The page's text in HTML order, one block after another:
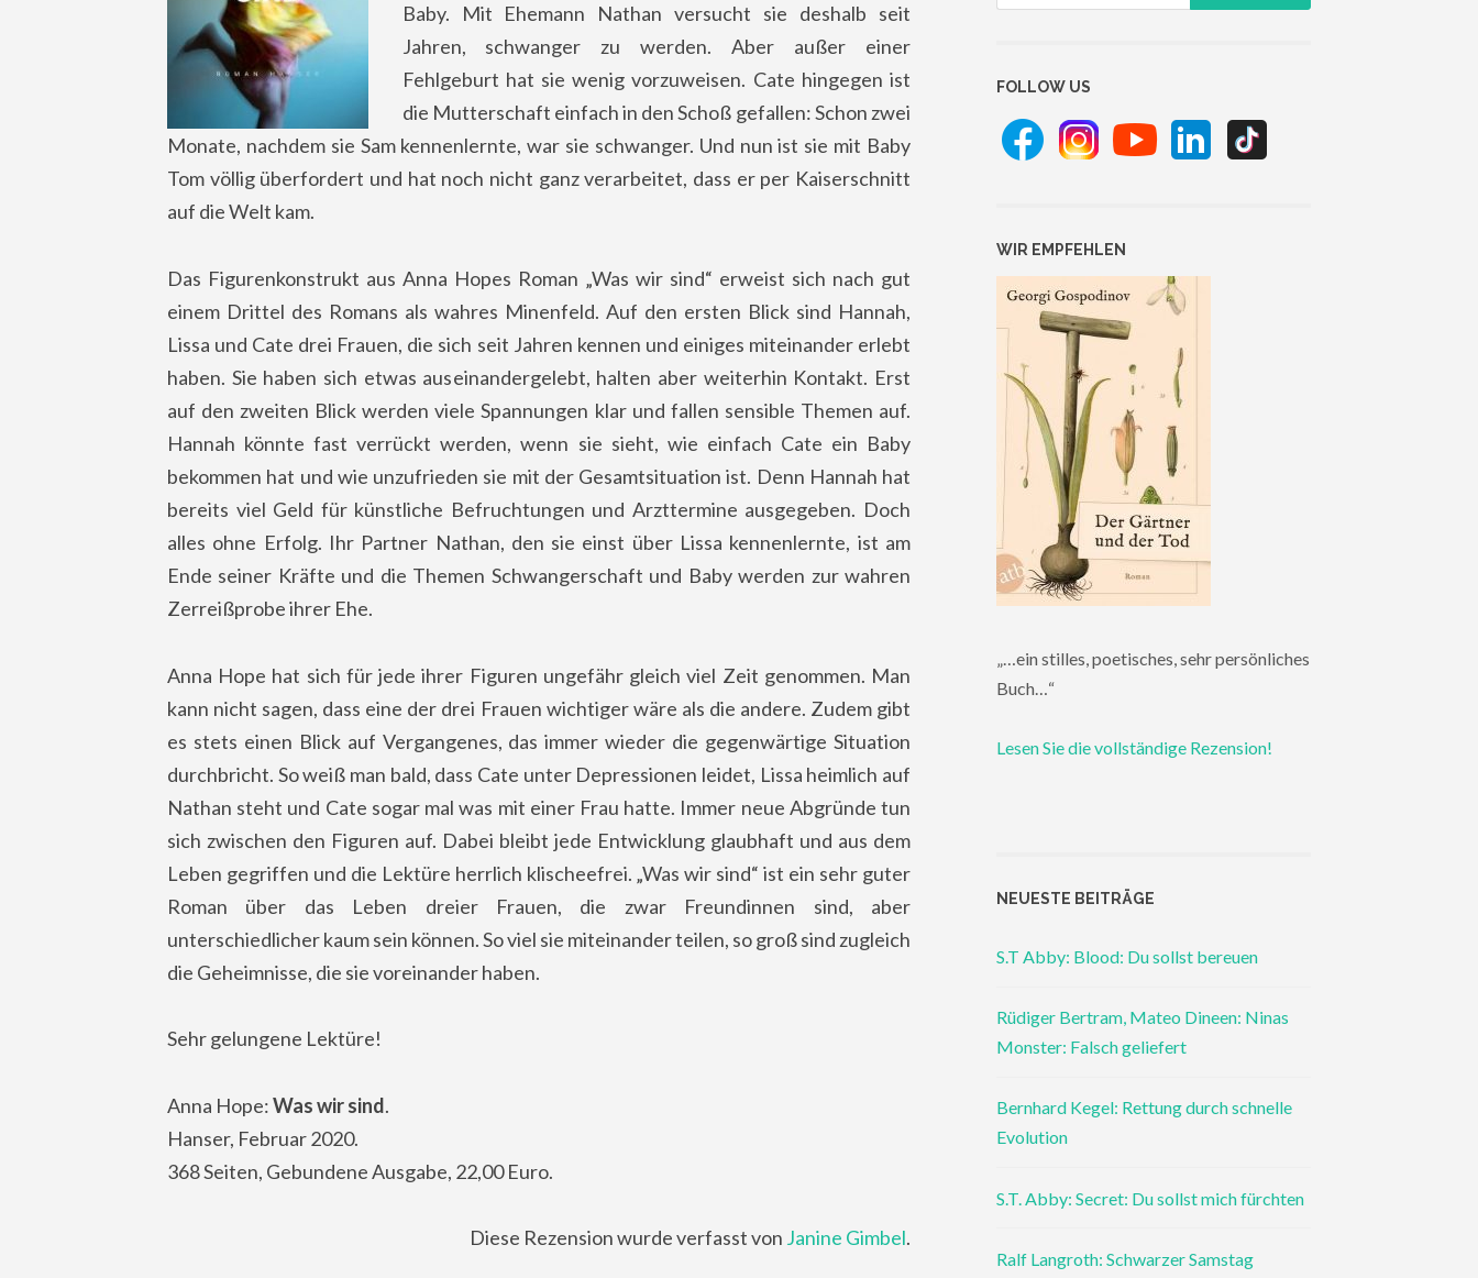
Baby. Mit Ehemann Nathan versucht sie deshalb seit
Jahren, schwanger zu werden. Aber außer einer
Fehlgeburt hat sie wenig vorzuweisen. Cate hingegen ist
die Mutterschaft einfach in den Schoß gefallen: Schon zwei
Monate, nachdem sie Sam kennenlernte, war sie schwanger. Und nun ist sie mit Baby
Tom völlig überfordert und hat noch nicht ganz verarbeitet, dass er per Kaiserschnitt
auf die Welt kam.
Das Figurenkonstrukt aus Anna Hopes Roman „Was wir sind“ erweist sich nach gut
einem Drittel des Romans als wahres Minenfeld. Auf den ersten Blick sind Hannah,
Lissa und Cate drei Frauen, die sich seit Jahren kennen und einiges miteinander erlebt
haben. Sie haben sich etwas auseinandergelebt, halten aber weiterhin Kontakt. Erst
auf den zweiten Blick werden viele Spannungen klar und fallen sensible Themen auf.
Hannah könnte fast verrückt werden, wenn sie sieht, wie einfach Cate ein Baby
bekommen hat und wie unzufrieden sie mit der Gesamtsituation ist. Denn Hannah hat
bereits viel Geld für künstliche Befruchtungen und Arzttermine ausgegeben. Doch
alles ohne Erfolg. Ihr Partner Nathan, den sie einst über Lissa kennenlernte, ist am
Ende seiner Kräfte und die Themen Schwangerschaft und Baby werden zur wahren
Zerreißprobe ihrer Ehe.
Anna Hope hat sich für jede ihrer Figuren ungefähr gleich viel Zeit genommen. Man
kann nicht sagen, dass eine der drei Frauen wichtiger wäre als die andere. Zudem gibt
es stets einen Blick auf Vergangenes, das immer wieder die gegenwärtige Situation
durchbricht. So weiß man bald, dass Cate unter Depressionen leidet, Lissa heimlich auf
Nathan steht und Cate sogar mal was mit einer Frau hatte. Immer neue Abgründe tun
sich zwischen den Figuren auf. Dabei bleibt jede Entwicklung glaubhaft und aus dem
Leben gegriffen und die Lektüre herrlich klischeefrei. „Was wir sind“ ist ein sehr guter
Roman über das Leben dreier Frauen, die zwar Freundinnen sind, aber
unterschiedlicher kaum sein können. So viel sie miteinander teilen, so groß sind zugleich
die Geheimnisse, die sie voreinander haben.
Sehr gelungene Lektüre!
Anna Hope:Was wir sind.
Hanser, Februar 2020.
368 Seiten, Gebundene Ausgabe, 22,00 Euro.
Diese Rezension wurde verfasst von Janine Gimbel.
FOLLOW US
WIR EMPFEHLEN
„…ein stilles, poetisches, sehr persönliches
Buch…“
Lesen Sie die vollständige Rezension!
NEUESTE BEITRÄGE
S.T Abby: Blood: Du sollst bereuen
Rüdiger Bertram, Mateo Dineen: Ninas
Monster: Falsch geliefert
Bernhard Kegel: Rettung durch schnelle
Evolution
S.T. Abby: Secret: Du sollst mich fürchten
Ralf Langroth: Schwarzer Samstag